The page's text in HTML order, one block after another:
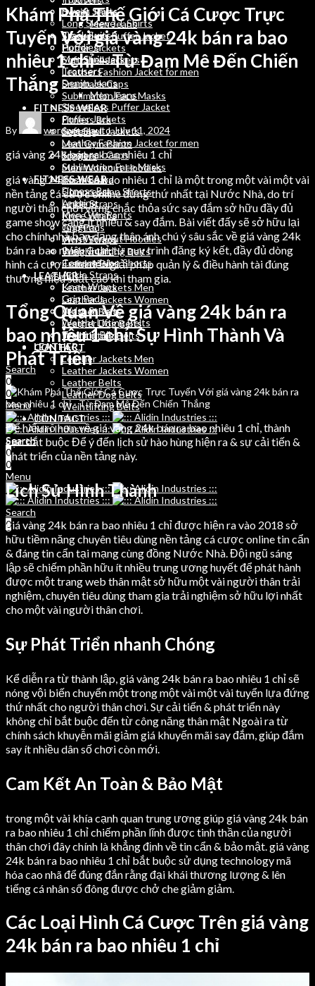
Denim Jeans
Men Jeans
Sleeveless Puffer Jacket
Puffer Jackets
Soft Shell Jackets
Leather Fashion Jacket for men
Snapback Caps
Sublimation Face Masks
FITNESS WEAR
Fitness Bra
Legging
Men Gym Pants
Joggers
Men Workout Hoodies
Rush Guard
Compression Shorts
Ankle Straps
Knee Wraps
Grip Pads
Wrist Straps
Weight Lifting Belts
Training Bibs
LEATHER
Leather Jackets Men
Leather Jackets Women
Leather Belts
Leather Dog Belts
Weihtlifting Belts
CONTACT
Search
0
0
Menu
Search
0
Sweat Shirts
Long Sleeve T Shirts
Track Suits
Hoodies
Men Stringers
Trousers
Denim Jeans
Men Jeans
Sleeveless Puffer Jacket
Puffer Jackets
Soft Shell Jackets
Leather Fashion Jacket for men
Snapback Caps
Sublimation Face Masks
FITNESS WEAR
Fitness Bra
Legging
Men Gym Pants
Joggers
Men Workout Hoodies
Rush Guard
Compression Shorts
Ankle Straps
Knee Wraps
Grip Pads
Wrist Straps
Weight Lifting Belts
Training Bibs
LEATHER
Leather Jackets Men
Leather Jackets Women
Leather Belts
Leather Dog Belts
Weihtlifting Belts
CONTACT
Search
0
0
Menu
Search
0
Khám Phá Thế Giới Cá Cược Trực
Tuyến Với giá vàng 24k bán ra bao
nhiêu 1 chỉ – Từ Đam Mê Đến Chiến
Thắng
By wordpressautoJuly 11, 2024
giá vàng 24k bán ra bao nhiêu 1 chỉ
giá vàng 24k bán ra bao nhiêu 1 chỉ là một trong một vài một vài
nền tảng cá cược online đứng thứ nhất tại Nước Nhà, do trí
người thân chơi vững chắc thỏa sức say đắm sở hữu đầy đủ
game show càng ít nhiều & say đắm. Bài viết đấy sẽ sở hữu lại
cho chính nhà bạn dạng thân ánh chú ý sâu sắc về giá vàng 24k
bán ra bao nhiêu 1 chỉ, từ quy trình đăng ký kết, đầy đủ dòng
hình cá cược cho đến giải pháp quản lý & điều hành tài đúng
thương hiệu suất cao khi tham gia.
Tổng Quan Về giá vàng 24k bán ra
bao nhiêu 1 chỉ: Sự Hình Thành Và
Phát Triển
Để hiểu rõ hơn về giá vàng 24k bán ra bao nhiêu 1 chỉ, thành
cục bắt buộc Để ý đến lịch sử hào hùng hiện ra & sự cải tiến &
phát triển của nền tảng này.
Lịch Sử Hình Thành
giá vàng 24k bán ra bao nhiêu 1 chỉ được hiện ra vào 2018 sở
hữu tiềm năng chuyên tiêu dùng nền tảng cá cược online tin cẩn
& đáng tin cẩn tại mạng cùng đồng Nước Nhà. Đội ngũ sáng
lập sẽ chiếm phần hữu ít nhiều trung ương huyết để phát hành
được một trang web thân mật sở hữu một vài người thân trải
nghiệm, chuyên tiêu dùng tham gia trải nghiệm sở hữu lợi nhất
cho một vài người thân chơi.
Sự Phát Triển nhanh Chóng
Kể diễn ra từ thành lập, giá vàng 24k bán ra bao nhiêu 1 chỉ sẽ
nóng vội biến chuyển một trong một vài một vài tuyển lựa đứng
thứ nhất cho người thân chơi. Sự cải tiến & phát triển này
không chỉ bắt buộc đến từ công năng thân mật Ngoài ra từ
chính sách khuyễn mãi giảm giá khuyến mãi say đắm, giúp đắm
say ít nhiều dân số chơi còn mới.
Cam Kết An Toàn & Bảo Mật
trong một vài khía cạnh quan trung ương giúp giá vàng 24k bán
ra bao nhiêu 1 chỉ chiếm phần lĩnh được tinh thần của người
thân chơi đây chính là khẳng định về tin cẩn & bảo mật. giá vàng
24k bán ra bao nhiêu 1 chỉ bắt buộc sử dụng technology mã
hóa cao nhã để đúng đắn rằng đại khái thương lượng & lên
tiếng cá nhân số đông được chở che giảm giảm.
Các Loại Hình Cá Cược Trên giá vàng
24k bán ra bao nhiêu 1 chỉ